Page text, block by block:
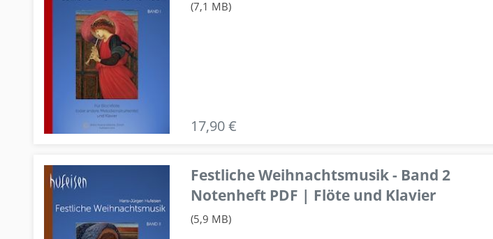
(7,1 MB)
17,90 €
Festliche Weihnachtsmusik - Band 2
Notenheft PDF | Flöte und Klavier
(5,9 MB)